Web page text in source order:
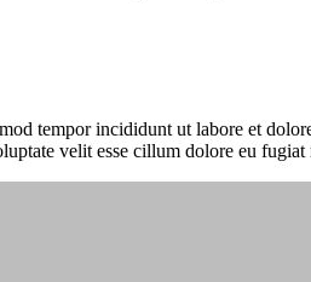
tempor incididunt ut labore et
velit esse cillum dolore eu